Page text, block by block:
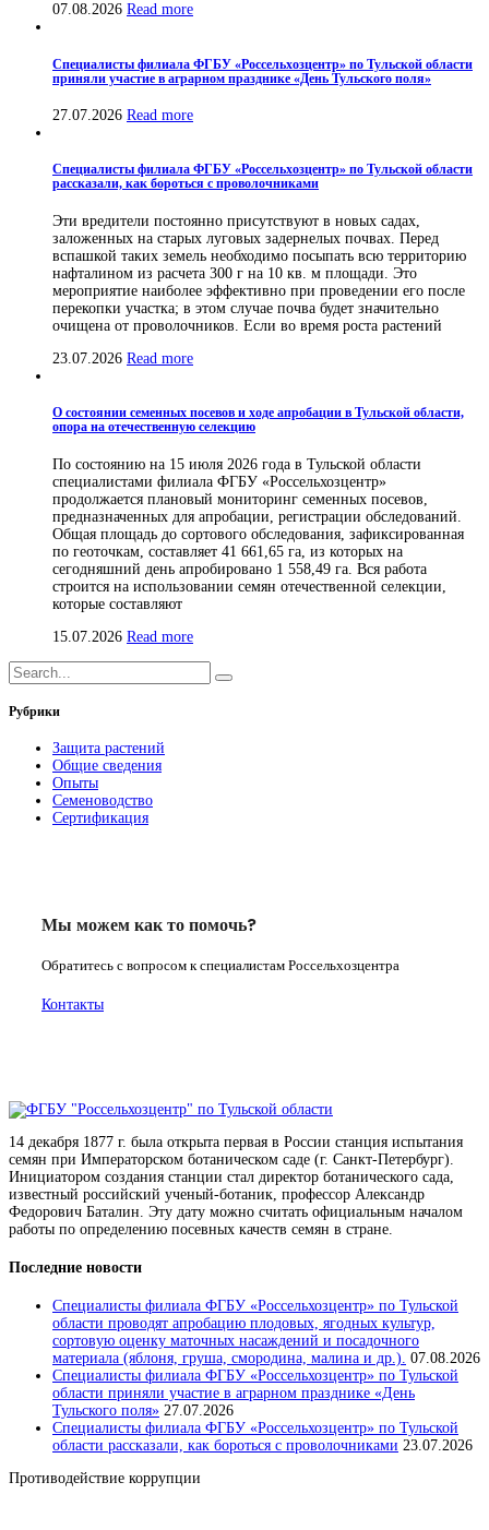
07.08.2026 Read more
Специалисты филиала ФГБУ «Россельхозцентр» по Тульской области
приняли участие в аграрном празднике «День Тульского поля»
27.07.2026 Read more
Специалисты филиала ФГБУ «Россельхозцентр» по Тульской области
рассказали, как бороться с проволочниками
Эти вредители постоянно присутствуют в новых садах,
заложенных на старых луговых задернелых почвах. Перед
вспашкой таких земель необходимо посыпать всю территорию
нафталином из расчета 300 г на 10 кв. м площади. Это
мероприятие наиболее эффективно при проведении его после
перекопки участка; в этом случае почва будет значительно
очищена от проволочников. Если во время роста растений
23.07.2026 Read more
О состоянии семенных посевов и ходе апробации в Тульской области,
опора на отечественную селекцию
По состоянию на 15 июля 2026 года в Тульской области
специалистами филиала ФГБУ «Россельхозцентр»
продолжается плановый мониторинг семенных посевов,
предназначенных для апробации, регистрации обследований.
Общая площадь до сортового обследования, зафиксированная
по геоточкам, составляет 41 661,65 га, из которых на
сегодняшний день апробировано 1 558,49 га. Вся работа
строится на использовании семян отечественной селекции,
которые составляют
15.07.2026 Read more
Рубрики
Защита растений
Общие сведения
Опыты
Семеноводство
Сертификация
Мы можем как то помочь?
Обратитесь с вопросом к специалистам Россельхозцентра
Контакты
14 декабря 1877 г. была открыта первая в России станция испытания
семян при Императорском ботаническом саде (г. Санкт-Петербург).
Инициатором создания станции стал директор ботанического сада,
известный российский ученый-ботаник, профессор Александр
Федорович Баталин. Эту дату можно считать официальным началом
работы по определению посевных качеств семян в стране.
Последние новости
Специалисты филиала ФГБУ «Россельхозцентр» по Тульской
области проводят апробацию плодовых, ягодных культур,
сортовую оценку маточных насаждений и посадочного
материала (яблоня, груша, смородина, малина и др.). 07.08.2026
Специалисты филиала ФГБУ «Россельхозцентр» по Тульской
области приняли участие в аграрном празднике «День
Тульского поля» 27.07.2026
Специалисты филиала ФГБУ «Россельхозцентр» по Тульской
области рассказали, как бороться с проволочниками 23.07.2026
Противодействие коррупции